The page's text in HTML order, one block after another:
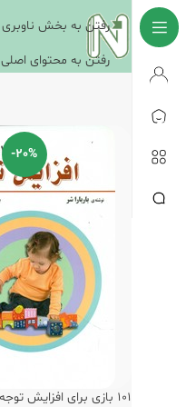
رفتن به بخش ناوبری
رفتن به محتوای اصلی
-20%
101 بازی برای افزایش توجه /فراروان